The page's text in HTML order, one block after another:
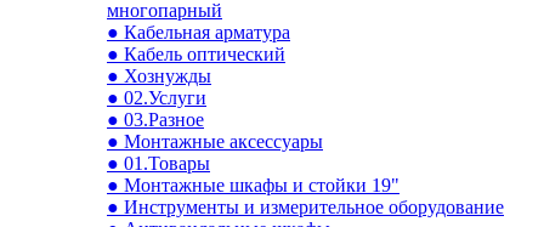
многопарный
● Кабельная арматура
● Кабель оптический
● Хознужды
● 02.Услуги
● 03.Разное
● Монтажные аксессуары
● 01.Товары
● Монтажные шкафы и стойки 19"
● Инструменты и измерительное оборудование